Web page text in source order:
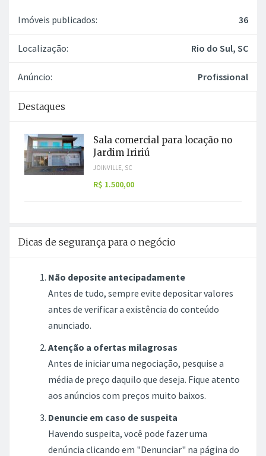
Imóveis publicados: 36
Localização: Rio do Sul, SC
Anúncio: Profissional
Destaques
Sala comercial para locação no
Jardim Iririú
JOINVILLE, SC
R$ 1.500,00
Dicas de segurança para o negócio
Não deposite antecipadamente
Antes de tudo, sempre evite depositar valores
antes de verificar a existência do conteúdo
anunciado.
Atenção a ofertas milagrosas
Antes de iniciar uma negociação, pesquise a
média de preço daquilo que deseja. Fique atento
aos anúncios com preços muito baixos.
Denuncie em caso de suspeita
Havendo suspeita, você pode fazer uma
denúncia clicando em "Denunciar" na página do